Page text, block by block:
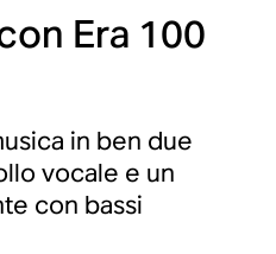
Era 100
in ben due
vocale e un
con bassi